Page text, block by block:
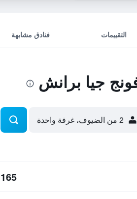
التقييمات فنادق مشابهة
جيا برانش
2 من الضيوف، غرفة واحدة
165 ﷼